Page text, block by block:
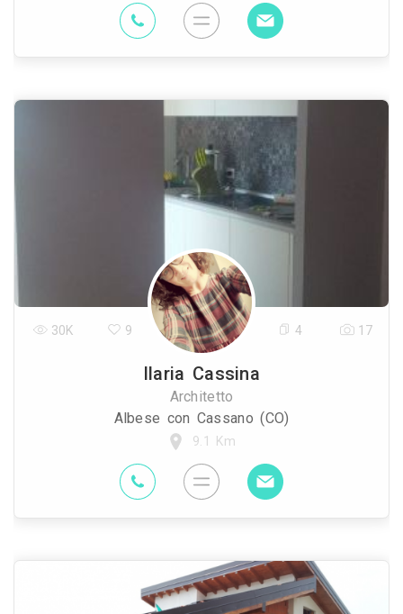
Ilaria Cassina
Architetto
Albese con Cassano (CO)
9.1 Km
30K 9 4 17